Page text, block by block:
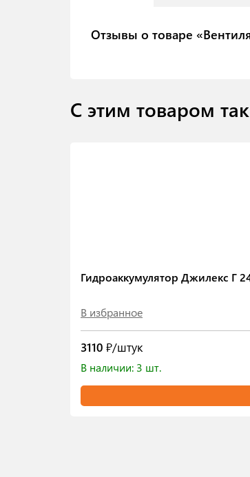
Отзывы о товаре
С этим товаром
Гидроаккумулятор Джилекс Г
В избранное
3110 ₽/штук
В наличии: 3 шт.